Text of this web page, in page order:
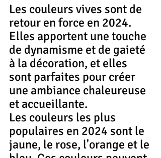
Les couleurs vives sont de
retour en force en 2024.
Elles apportent une touche
de dynamisme et de gaieté
à la décoration, et elles
sont parfaites pour créer
une ambiance chaleureuse
et accueillante.
Les couleurs les plus
populaires en 2024 sont le
jaune, le rose, l'orange et le